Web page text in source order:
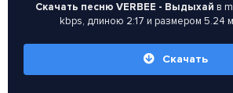
Скачать песню VERBEE - Выдыхай в
kbps, длиною 2:17 и размером 5.24
Скачать